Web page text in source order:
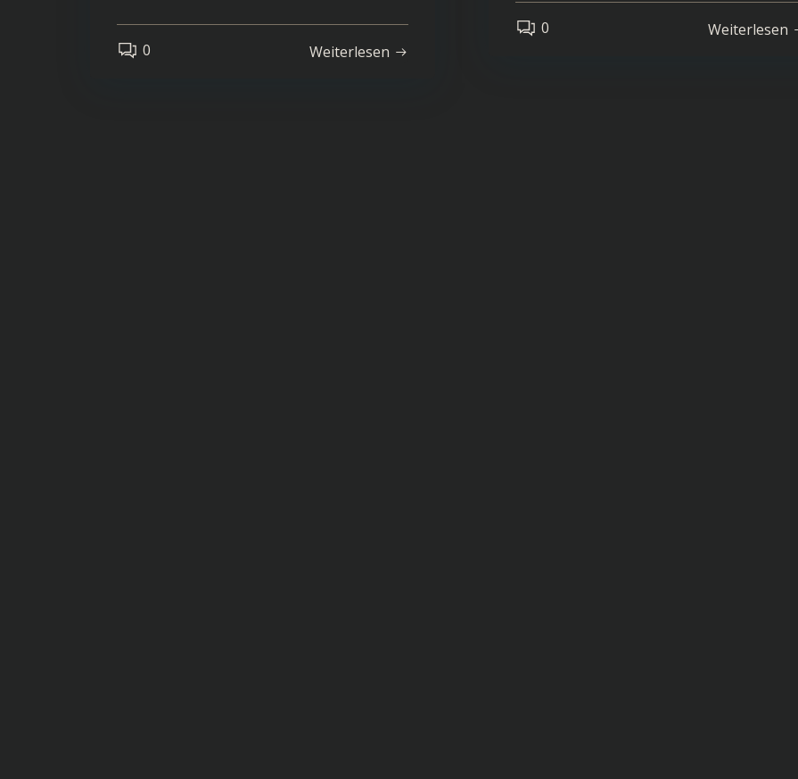
0 Weiterlesen
0 Weiterlesen